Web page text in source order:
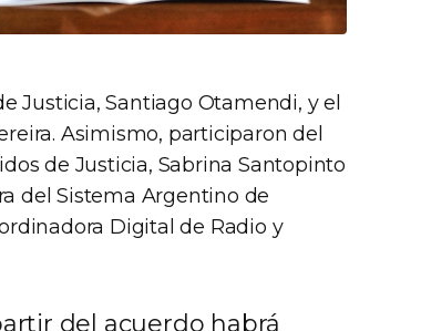
Justicia, Santiago Otamendi, y el
Asimismo, participaron del
de Justicia, Sabrina Santopinto
del Sistema Argentino de
Digital de Radio y
del acuerdo habrá